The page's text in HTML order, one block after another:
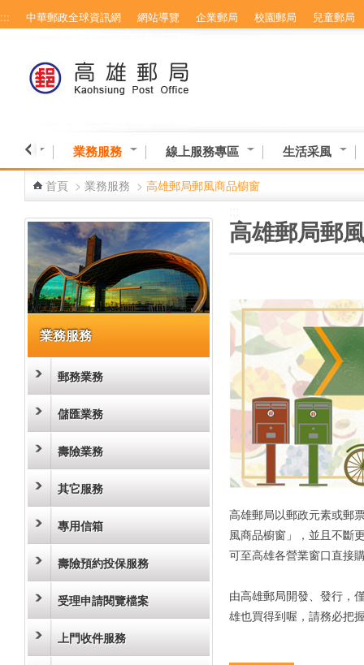
跳到主要內容區塊
::: 中華郵政全球資訊網 網站導覽 企業郵局 校園郵局 兒童郵局
資訊 業務服務 線上服務專區 生活采風
首頁 > 業務服務 > 高雄郵局郵風商品櫥窗
業務服務
郵務業務
儲匯業務
壽險業務
其它服務
專用信箱
壽險預約投保服務
受理申請閱覽檔案
上門收件服務
高雄郵局郵
高雄郵局以郵政元素或郵
風商品櫥窗」，並且不斷
可至高雄各營業窗口直接
由高雄郵局開發、發行，
雄也買得到喔，請務必把